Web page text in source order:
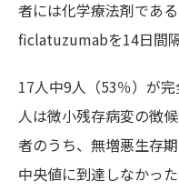
者には化学療法剤であ
ficlatuzumabを14日間
17人中9人（53％）が
人は微小残存病変の徴
者のうち、無増悪生存
中央値に到達しなかっ